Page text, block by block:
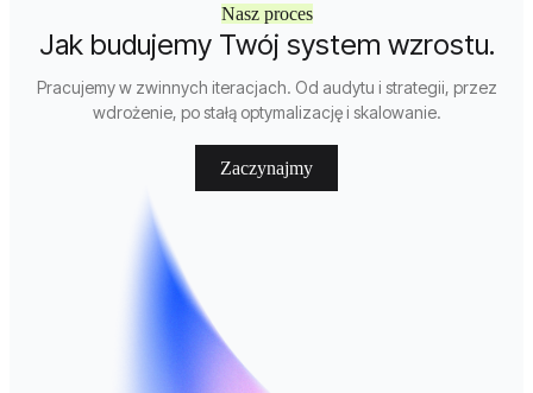
Nasz proces
Jak budujemy Twój system wzrostu.
Pracujemy w zwinnych iteracjach. Od audytu i strategii, przez
wdrożenie, po stałą optymalizację i skalowanie.
Zaczynajmy